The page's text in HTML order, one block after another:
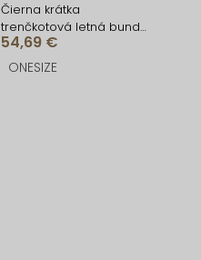
Čierna krátka
trenčkotová letná bunda
NOVIAN
54,69 €
ONESIZE